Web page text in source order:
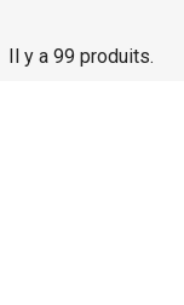
Il y a 99 produits.